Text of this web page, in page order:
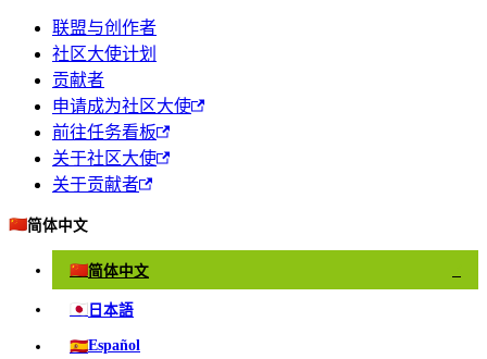
联盟与创作者
社区大使计划
贡献者
申请成为社区大使
前往任务看板
关于社区大使
关于贡献者
🇨🇳简体中文
🇨🇳简体中文
🇯🇵 日本語
🇪🇸Español